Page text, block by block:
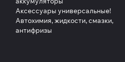
Аксессуары универсальные!
Автохимия, жидкости, смазки,
антифризы